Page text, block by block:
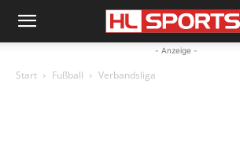
- Anzeige -
Start Fußball Verbandsliga